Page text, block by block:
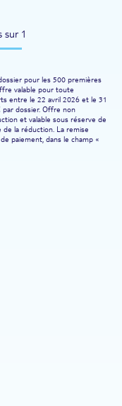
sur 1
pour les 500 premières
valable pour toute
entre le 22 avril 2026 et le 31
dossier. Offre non
et valable sous réserve de
la réduction. La remise
paiement, dans le champ «